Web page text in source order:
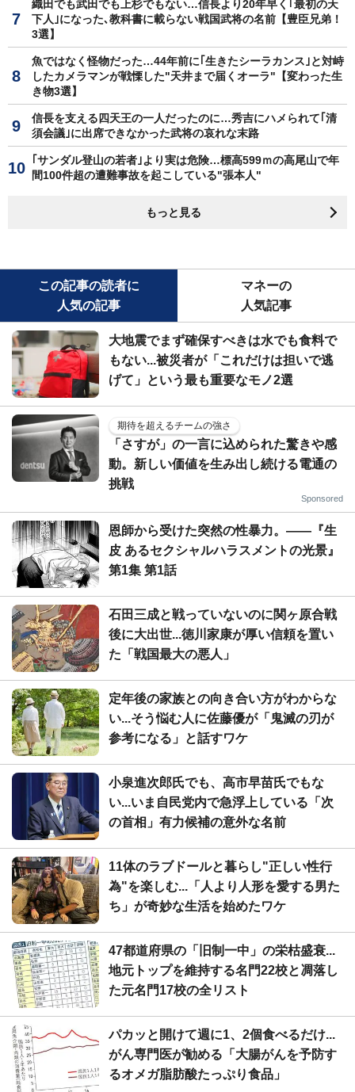
織田でも武田でも上杉でもない…信長より20年早く｢最初の天
下人｣になった､教科書に載らない戦国武将の名前【豊臣兄弟！
3選】
魚ではなく怪物だった…44年前に｢生きたシーラカンス｣と対峙
したカメラマンが戦慄した"天井まで届くオーラ"【変わった生
き物3選】
信長を支える四天王の一人だったのに…秀吉にハメられて｢清
須会議｣に出席できなかった武将の哀れな末路
｢サンダル登山の若者｣より実は危険…標高599ｍの高尾山で年
間100件超の遭難事故を起こしている"張本人"
もっと見る
この記事の読者に
人気の記事
マネーの
人気記事
大地震でまず確保すべきは水でも食料で
もない...被災者が「これだけは担いで逃
げて」という最も重要なモノ2選
期待を超えるチームの強さ
「さすが」の一言に込められた驚きや感
動。新しい価値を生み出し続ける電通の
挑戦
Sponsored
恩師から受けた突然の性暴力。――『生
皮 あるセクシャルハラスメントの光景』
第1集 第1話
石田三成と戦っていないのに関ヶ原合戦
後に大出世...徳川家康が厚い信頼を置い
た「戦国最大の悪人」
定年後の家族との向き合い方がわからな
い...そう悩む人に佐藤優が「鬼滅の刃が
参考になる」と話すワケ
小泉進次郎氏でも、高市早苗氏でもな
い...いま自民党内で急浮上している「次
の首相」有力候補の意外な名前
11体のラブドールと暮らし"正しい性行
為"を楽しむ...「人より人形を愛する男た
ち」が奇妙な生活を始めたワケ
47都道府県の「旧制一中」の栄枯盛衰...
地元トップを維持する名門22校と凋落し
た元名門17校の全リスト
パカッと開けて週に1、2個食べるだけ...
がん専門医が勧める「大腸がんを予防す
るオメガ脂肪酸たっぷり食品」